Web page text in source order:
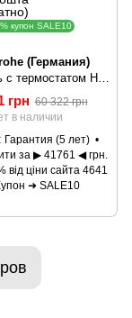
купон SALE10
(Германия)
Смеситель с термостатом Hansgrohe Axor Urquiola Highflow 11731000
грн 60 322 грн
в наличии
Гарантия (5 лет)
за ▶ 41761 ◀ грн.
від ціни сайта 4641
➜ SALE10